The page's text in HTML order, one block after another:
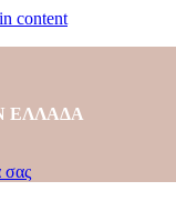
content
ΕΛΛΑΔΑ
σας